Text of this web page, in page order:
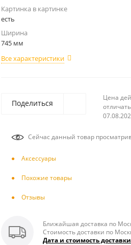
Картинка в картинке
есть
Ширина
745 мм
Все характеристики
Поделиться
Цена
Сейчас данный товар
Аксесcуары
Похожие товары
Отзывы
Ближайшая доставка по
Стоимость доставки по
Дата и стоимость